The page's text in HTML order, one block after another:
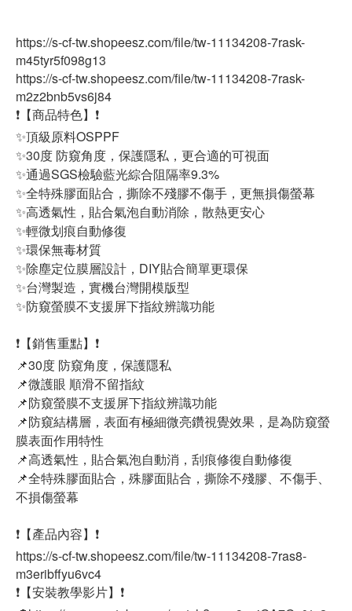
https://s-cf-tw.shopeesz.com/file/tw-11134208-7rask-
m45tyr5f098g13
https://s-cf-tw.shopeesz.com/file/tw-11134208-7rask-
m2z2bnb5vs6j84
❗【商品特色】❗
✨頂級原料OSPPF
✨30度 防窺角度，保護隱私，更合適的可視面
✨通過SGS檢驗藍光綜合阻隔率9.3%
✨全特殊膠面貼合，撕除不殘膠不傷手，更無損傷螢幕
✨高透氣性，貼合氣泡自動消除，散熱更安心
✨輕微划痕自動修復
✨環保無毒材質
✨除塵定位膜層設計，DIY貼合簡單更環保
✨台灣製造，實機台灣開模版型
✨防窺螢膜不支援屏下指紋辨識功能
❗【銷售重點】❗
📌30度 防窺角度，保護隱私
📌微護眼 順滑不留指紋
📌防窺螢膜不支援屏下指紋辨識功能
📌防窺結構層，表面有極細微亮鑽視覺效果，是為防窺螢
膜表面作用特性
📌高透氣性，貼合氣泡自動消，刮痕修復自動修復
📌全特殊膠面貼合，殊膠面貼合，撕除不殘膠、不傷手、
不損傷螢幕
❗【產品內容】❗
https://s-cf-tw.shopeesz.com/file/tw-11134208-7ras8-
m3eribffyu6vc4
❗【安裝教學影片】❗